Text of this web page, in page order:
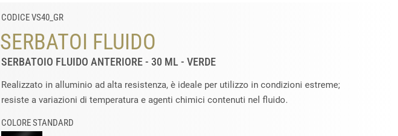
CODICE VS40_GR
SERBATOI FLUIDO
SERBATOIO FLUIDO ANTERIORE - 30 ML - VERDE
Realizzato in alluminio ad alta resistenza, è ideale per utilizzo in condizioni estreme;
resiste a variazioni di temperatura e agenti chimici contenuti nel fluido.
COLORE STANDARD